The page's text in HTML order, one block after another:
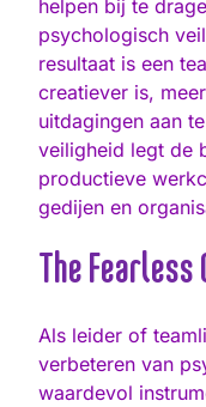
helpen bij te
psychologisch
resultaat is een
creatiever is,
uitdagingen aan
veiligheid legt de
productieve
gedijen en
The
Als leider of
verbeteren van
waardevol